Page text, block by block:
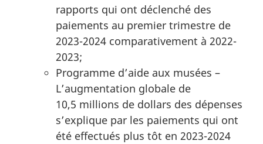
rapports qui ont déclenché des
paiements au premier trimestre de
2023-2024 comparativement à 2022-
2023;
Programme d’aide aux musées –
L’augmentation globale de
10,5 millions de dollars des dépenses
s’explique par les paiements qui ont
été effectués plus tôt en 2023-2024